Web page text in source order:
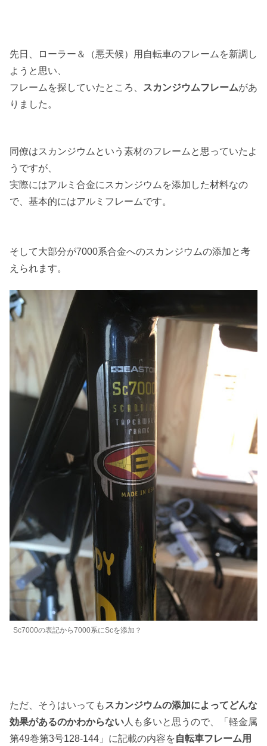
先日、ローラー＆（悪天候）用自転車のフレームを新調し
ようと思い、
フレームを探していたところ、
スカンジウムフレームがあ
りました。
同僚はスカンジウムという素材のフレームと思っていたよ
うですが、
実際にはアルミ合金にスカンジウムを添加した材料なの
で、基本的にはアルミフレームです。
そして大部分が7000系合金へのスカンジウムの添加と考
えられます。
Sc7000の表記から7000系にScを添加？
ただ、そうはいっても スカンジウムの添加によってどんな
効果があるのかわからない 人も多いと思うので、「軽金属
第49巻第3号128-144」に記載の内容を自転車フレーム用